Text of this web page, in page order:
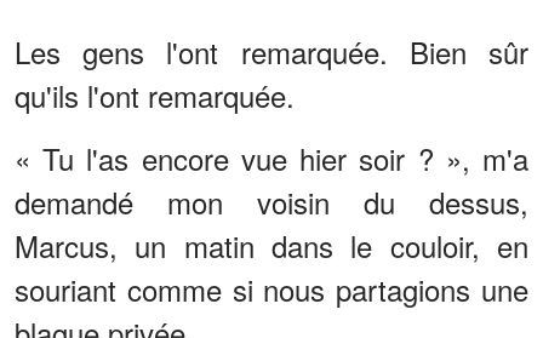
Les gens l'ont remarquée. Bien sûr
qu'ils l'ont remarquée.
« Tu l'as encore vue hier soir ? », m'a
demandé mon voisin du dessus,
Marcus, un matin dans le couloir, en
souriant comme si nous partagions une